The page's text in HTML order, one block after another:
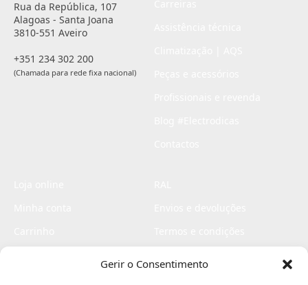
Gerir o Consentimento
Rua da República, 107
Alagoas - Santa Joana
3810-551 Aveiro
+351 234 302 200
(Chamada para rede fixa nacional)